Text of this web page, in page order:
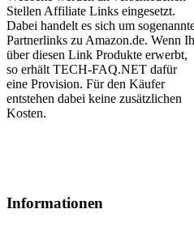
Stellen Affiliate Links eingesetzt.
Dabei handelt es sich um
Partnerlinks zu Amazon.de. Wenn
über diesen Link Produkte erwerbt,
so erhält TECH-FAQ.NET dafür
eine Provision. Für den Käufer
entstehen dabei keine zusätzlichen
Kosten.
Informationen